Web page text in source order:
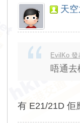
天
EvilKo 發
唔通
有 E21/21D 佢